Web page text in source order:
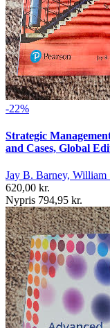
-22%
Strategic
and Cases, Global
Jay B. Barney, William
620,00 kr.
Nypris 794,95 kr.